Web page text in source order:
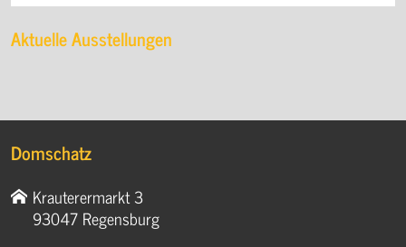
Aktuelle Ausstellungen
Domschatz
Krauterermarkt 3
93047 Regensburg